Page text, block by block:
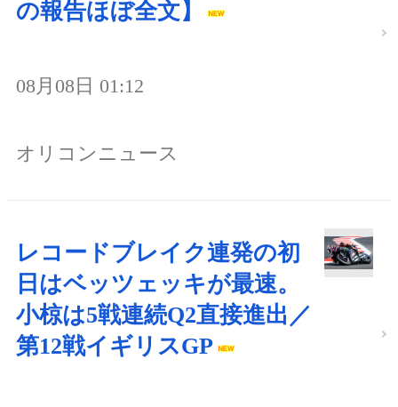
の報告ほぼ全文】
08月08日 01:12
オリコンニュース
レコードブレイク連発の初
日はベッツェッキが最速。
小椋は5戦連続Q2直接進出／
第12戦イギリスGP